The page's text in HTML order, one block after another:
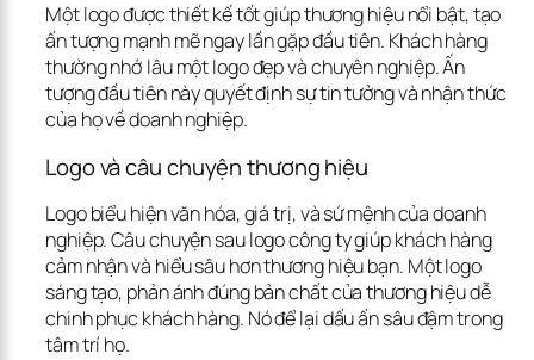
Một logo được thiết kế tốt giúp thương hiệu nổi bật, tạo
ấn tượng mạnh mẽ ngay lần gặp đầu tiên. Khách hàng
thường nhớ lâu một logo đẹp và chuyên nghiệp. Ấn
tượng đầu tiên này quyết định sự tin tưởng và nhận thức
của họ về doanh nghiệp.
Logo và câu chuyện thương hiệu
Logo biểu hiện văn hóa, giá trị, và sứ mệnh của doanh
nghiệp. Câu chuyện sau logo công ty giúp khách hàng
cảm nhận và hiểu sâu hơn thương hiệu bạn. Một logo
sáng tạo, phản ánh đúng bản chất của thương hiệu dễ
chinh phục khách hàng. Nó để lại dấu ấn sâu đậm trong
tâm trí họ.